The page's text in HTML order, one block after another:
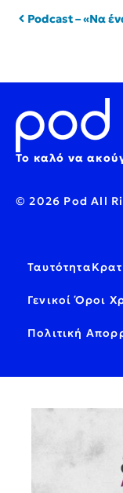
Το καλό να
© 2026 Pod All
Ταυτότητα
Γενικοί Όροι
Πολιτική